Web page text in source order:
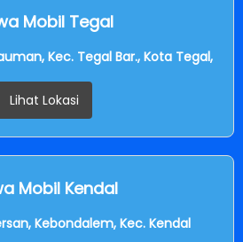
Mobil Tegal
Kec. Tegal Bar., Kota Tegal,
Lihat Lokasi
Mobil Kendal
Kebondalem, Kec. Kendal